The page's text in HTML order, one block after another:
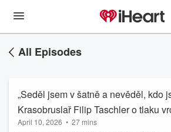
All Episodes
„Seděl jsem v šatně a nevěděl, kdo
Krasobruslař Filip Taschler o tlaku
sportu
April 10, 2026 • 27 mins